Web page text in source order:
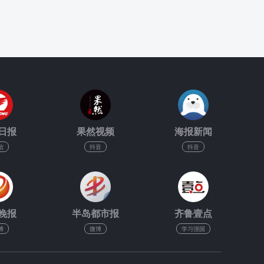
报 果然视频
抖音
海报新闻
抖音
报 半岛都市报
微博
齐鲁壹点
学习强国